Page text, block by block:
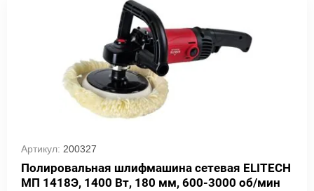
Артикул: 200327
Полировальная шлифмашина сетевая ELITECH
МП 1418Э, 1400 Вт, 180 мм, 600-3000 об/мин